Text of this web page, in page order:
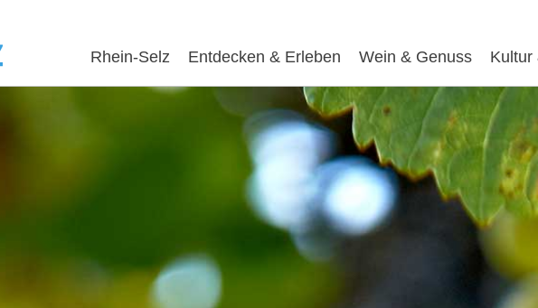
Rhein-Selz Entdecken & Erleben Wein & Genuss Kultur